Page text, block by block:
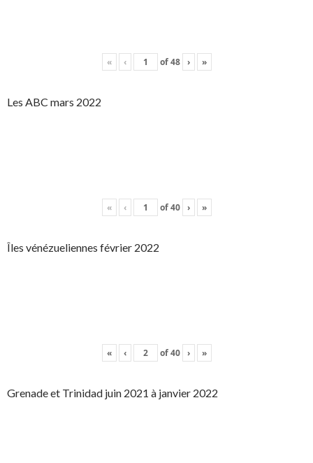
« ‹ of48 › »
Les ABC mars 2022
« ‹ of40 › »
Îles vénézueliennes février 2022
« ‹ of40 › »
Grenade et Trinidad juin 2021 à janvier 2022